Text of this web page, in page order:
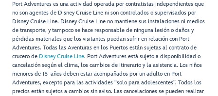
Port Adventures es una actividad operada por contratistas independientes que
no son agentes de Disney Cruise Line ni son controlados o supervisados por
Disney Cruise Line. Disney Cruise Line no mantiene sus instalaciones ni medios
de transporte, y tampoco se hace responsable de ninguna lesión o daños y
pérdidas materiales que los visitantes puedan sufrir en relación con Port
Adventures. Todas las Aventuras en los Puertos están sujetas al contrato de
crucero de Disney Cruise Line. Port Adventures está sujeto a disponibilidad o
cancelación según el clima, los cambios de itinerario y la asistencia. Los niños
menores de 18 años deben estar acompañados por un adulto en Port
Adventures, excepto para las actividades “solo para adolescentes”. Todos los
precios están sujetos a cambios sin aviso. Las cancelaciones se pueden realizar